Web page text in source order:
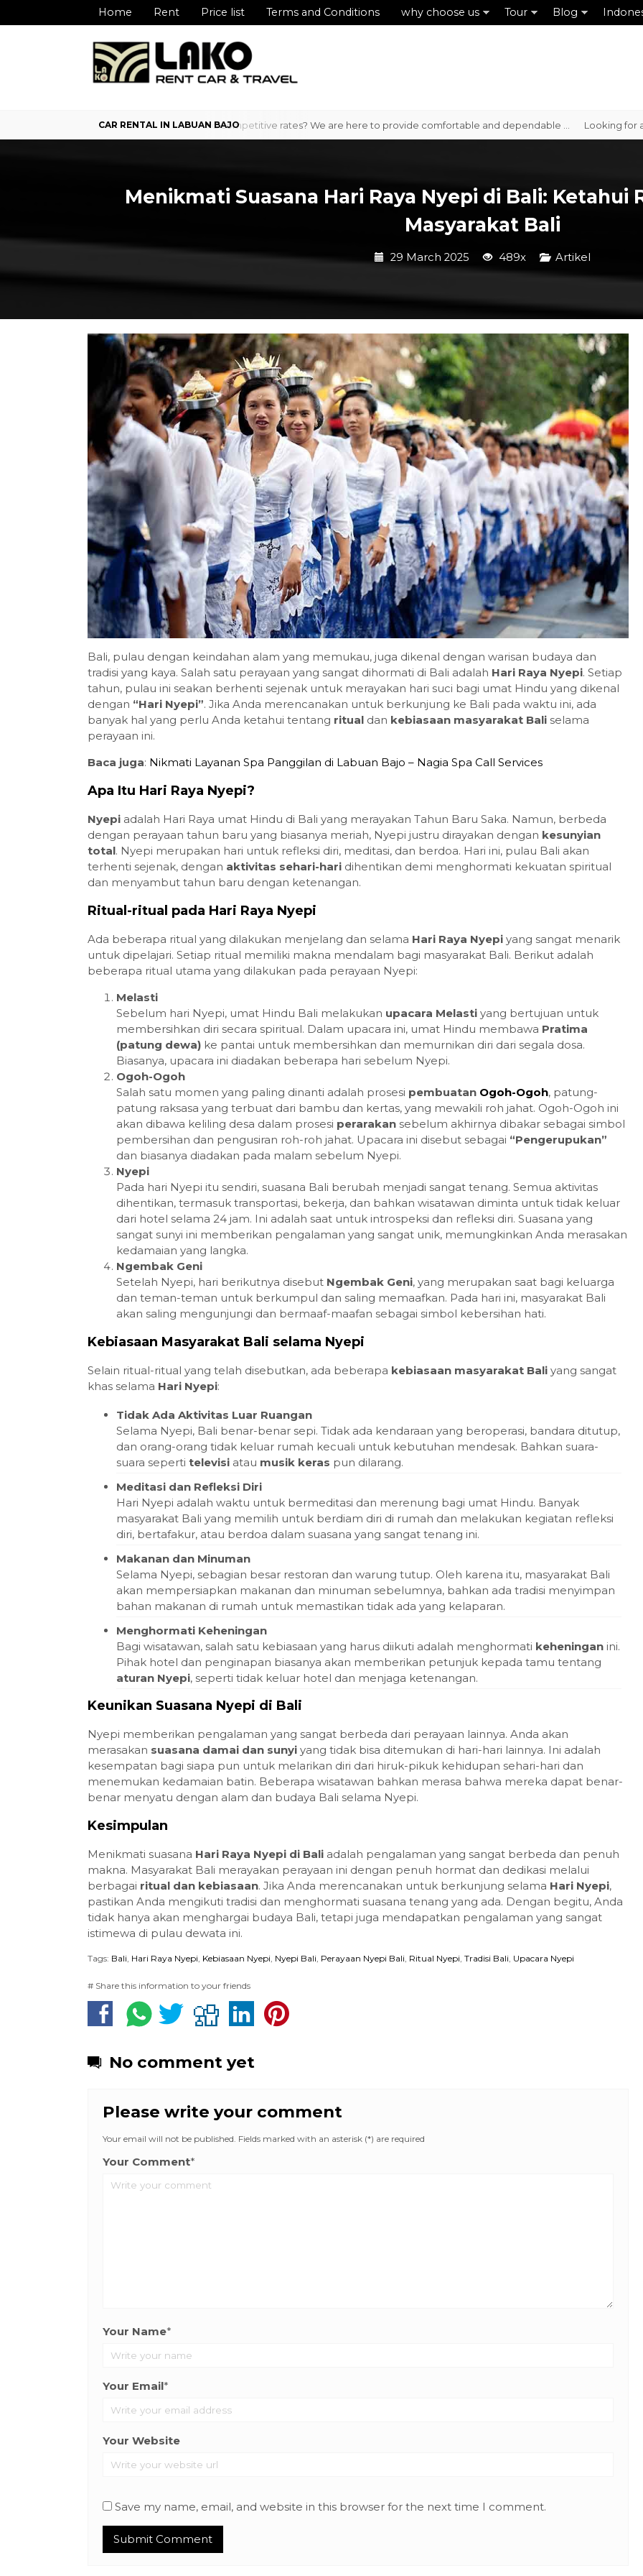
Home Rent Price list Terms and Conditions why choose us Tour Blog
Bajo with professional service and competitive rates? We are here to provide comfortable and dependable ... Looking for a
Menikmati Suasana Hari Raya Nyepi di Bali: Ketahui
Masyarakat Bali
29 March 2025 489x Artikel
Bali, pulau dengan keindahan alam yang memukau, juga dikenal dengan warisan budaya dan
tradisi yang kaya. Salah satu perayaan yang sangat dihormati di Bali adalah Hari Raya Nyepi. Setiap
tahun, pulau ini seakan berhenti sejenak untuk merayakan hari suci bagi umat Hindu yang dikenal
dengan “Hari Nyepi”. Jika Anda merencanakan untuk berkunjung ke Bali pada waktu ini, ada
banyak hal yang perlu Anda ketahui tentang ritual dan kebiasaan masyarakat Bali selama
perayaan ini.
Baca juga: Nikmati Layanan Spa Panggilan di Labuan Bajo – Nagia Spa Call Services
Apa Itu Hari Raya Nyepi?
Nyepi adalah Hari Raya umat Hindu di Bali yang merayakan Tahun Baru Saka. Namun, berbeda
dengan perayaan tahun baru yang biasanya meriah, Nyepi justru dirayakan dengan kesunyian
total. Nyepi merupakan hari untuk refleksi diri, meditasi, dan berdoa. Hari ini, pulau Bali akan
terhenti sejenak, dengan aktivitas sehari-hari dihentikan demi menghormati kekuatan spiritual
dan menyambut tahun baru dengan ketenangan.
Ritual-ritual pada Hari Raya Nyepi
Ada beberapa ritual yang dilakukan menjelang dan selama Hari Raya Nyepi yang sangat menarik
untuk dipelajari. Setiap ritual memiliki makna mendalam bagi masyarakat Bali. Berikut adalah
beberapa ritual utama yang dilakukan pada perayaan Nyepi:
Melasti
Sebelum hari Nyepi, umat Hindu Bali melakukan upacara Melasti yang bertujuan untuk
membersihkan diri secara spiritual. Dalam upacara ini, umat Hindu membawa Pratima
(patung dewa) ke pantai untuk membersihkan dan memurnikan diri dari segala dosa.
Biasanya, upacara ini diadakan beberapa hari sebelum Nyepi.
Ogoh-Ogoh
Salah satu momen yang paling dinanti adalah prosesi pembuatan Ogoh-Ogoh, patung-
patung raksasa yang terbuat dari bambu dan kertas, yang mewakili roh jahat. Ogoh-Ogoh ini
akan dibawa keliling desa dalam prosesi perarakan sebelum akhirnya dibakar sebagai simbol
pembersihan dan pengusiran roh-roh jahat. Upacara ini disebut sebagai “Pengerupukan”
dan biasanya diadakan pada malam sebelum Nyepi.
Nyepi
Pada hari Nyepi itu sendiri, suasana Bali berubah menjadi sangat tenang. Semua aktivitas
dihentikan, termasuk transportasi, bekerja, dan bahkan wisatawan diminta untuk tidak keluar
dari hotel selama 24 jam. Ini adalah saat untuk introspeksi dan refleksi diri. Suasana yang
sangat sunyi ini memberikan pengalaman yang sangat unik, memungkinkan Anda merasakan
kedamaian yang langka.
Ngembak Geni
Setelah Nyepi, hari berikutnya disebut Ngembak Geni, yang merupakan saat bagi keluarga
dan teman-teman untuk berkumpul dan saling memaafkan. Pada hari ini, masyarakat Bali
akan saling mengunjungi dan bermaaf-maafan sebagai simbol kebersihan hati.
Kebiasaan Masyarakat Bali selama Nyepi
Selain ritual-ritual yang telah disebutkan, ada beberapa kebiasaan masyarakat Bali yang sangat
khas selama Hari Nyepi:
Tidak Ada Aktivitas Luar Ruangan
Selama Nyepi, Bali benar-benar sepi. Tidak ada kendaraan yang beroperasi, bandara ditutup,
dan orang-orang tidak keluar rumah kecuali untuk kebutuhan mendesak. Bahkan suara-
suara seperti televisi atau musik keras pun dilarang.
Meditasi dan Refleksi Diri
Hari Nyepi adalah waktu untuk bermeditasi dan merenung bagi umat Hindu. Banyak
masyarakat Bali yang memilih untuk berdiam diri di rumah dan melakukan kegiatan refleksi
diri, bertafakur, atau berdoa dalam suasana yang sangat tenang ini.
Makanan dan Minuman
Selama Nyepi, sebagian besar restoran dan warung tutup. Oleh karena itu, masyarakat Bali
akan mempersiapkan makanan dan minuman sebelumnya, bahkan ada tradisi menyimpan
bahan makanan di rumah untuk memastikan tidak ada yang kelaparan.
Menghormati Keheningan
Bagi wisatawan, salah satu kebiasaan yang harus diikuti adalah menghormati keheningan ini.
Pihak hotel dan penginapan biasanya akan memberikan petunjuk kepada tamu tentang
aturan Nyepi, seperti tidak keluar hotel dan menjaga ketenangan.
Keunikan Suasana Nyepi di Bali
Nyepi memberikan pengalaman yang sangat berbeda dari perayaan lainnya. Anda akan
merasakan suasana damai dan sunyi yang tidak bisa ditemukan di hari-hari lainnya. Ini adalah
kesempatan bagi siapa pun untuk melarikan diri dari hiruk-pikuk kehidupan sehari-hari dan
menemukan kedamaian batin. Beberapa wisatawan bahkan merasa bahwa mereka dapat benar-
benar menyatu dengan alam dan budaya Bali selama Nyepi.
Kesimpulan
Menikmati suasana Hari Raya Nyepi di Bali adalah pengalaman yang sangat berbeda dan penuh
makna. Masyarakat Bali merayakan perayaan ini dengan penuh hormat dan dedikasi melalui
berbagai ritual dan kebiasaan. Jika Anda merencanakan untuk berkunjung selama Hari Nyepi,
pastikan Anda mengikuti tradisi dan menghormati suasana tenang yang ada. Dengan begitu, Anda
tidak hanya akan menghargai budaya Bali, tetapi juga mendapatkan pengalaman yang sangat
istimewa di pulau dewata ini.
Tags: Bali Hari Raya Nyepi Kebiasaan Nyepi Nyepi Bali Perayaan Nyepi Bali Ritual Nyepi Tradisi Bali Upacara Nyepi
# Share this information to your friends
No comment yet
Please write your comment
Your email will not be published. Fields marked with an asterisk (*) are required
Your Comment*
Your Name*
Your Email*
Your Website
Save my name, email, and website in this browser for the next time I comment.
Komodo Island One Day Tour
Plus ...